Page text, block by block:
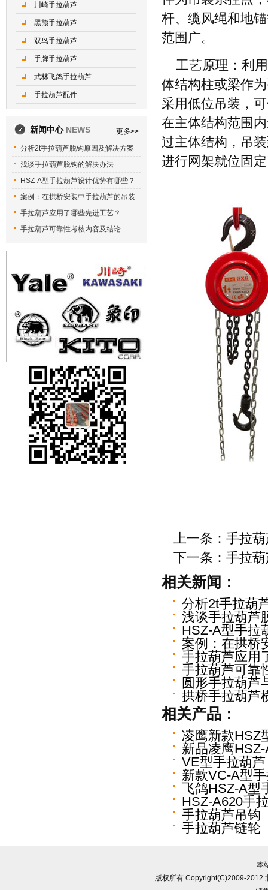
杆、缆风绳和地
范围广。
工艺原理：利
体结构柱或梁作
采用低位吊装，
在主体结构范围
过主体结构，吊
进行网架就位固
上一条： 手拉
下一条： 手拉
相关新闻：
分析2t手拉葫
浅谈手拉葫芦
HSZ-A型手拉
案例：在拱桥
手拉葫芦应用
手拉葫芦可靠
圆形手拉葫芦
拱桥手拉葫芦
相关产品：
凌鹰新款HSZ
新品凌鹰
VE型手拉葫芦
新款VC-A型
飞鸽HSZ-A型
HSZ-A620手
手拉葫芦吊钩
手拉葫芦链轮
川崎手拉葫芦
黑熊手拉葫芦
双鸟手拉葫芦
手牌手拉葫芦
武林飞鸽手拉葫芦
手拉葫芦配件
新闻中心 NEWS
更多>>
分析2t手拉葫芦脱钩原因及解决方案
浅谈手拉葫芦脱钩的解决办法
HSZ-A型手拉葫芦设计优势有哪些？
案例：在拱桥安装中手拉葫芦的吊装
手拉葫芦应用了哪些先进工艺？
手拉葫芦可靠性考核内容及结论
本
版权所有 Copyright(C)2009-2012